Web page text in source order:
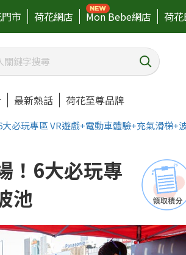
市 荷花網店 Mon Bebe網店 荷
最新熱話 荷花至尊品牌
必玩專區 VR遊戲+電動車體驗+充氣滑梯+
！6大必玩專
池